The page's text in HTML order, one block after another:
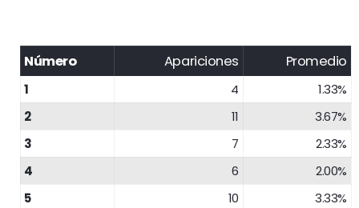
Número Apariciones Promedio
1 4
1.33%
2
11
3.67%
3
7
2.33%
4
6
2.00%
5
10
3.33%